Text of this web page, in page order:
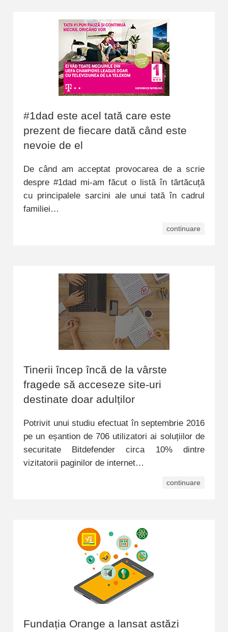
#1dad este acel tată care este
prezent de fiecare dată când este
nevoie de el
De când am acceptat provocarea de a scrie
despre #1dad mi-am făcut o listă în tărtăcuță
cu principalele sarcini ale unui tată în cadrul
familiei…
continuare
Tinerii încep încă de la vârste
fragede să acceseze site-uri
destinate doar adulților
Potrivit unui studiu efectuat în septembrie 2016
pe un eșantion de 706 utilizatori ai soluțiilor de
securitate Bitdefender circa 10% dintre
vizitatorii paginilor de internet…
continuare
Fundația Orange a lansat astăzi